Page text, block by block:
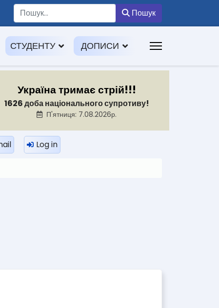
Пошук
СТУДЕНТУ ДОПИСИ
Україна тримає стрій!!!
1626 доба національного супротиву!
П'ятниця: 7.08.2026р.
Log in